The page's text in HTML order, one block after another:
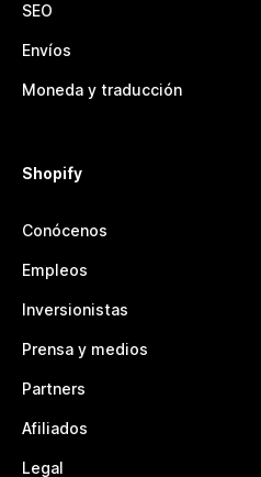
SEO
Envíos
Moneda y traducción
Shopify
Conócenos
Empleos
Inversionistas
Prensa y medios
Partners
Afiliados
Legal